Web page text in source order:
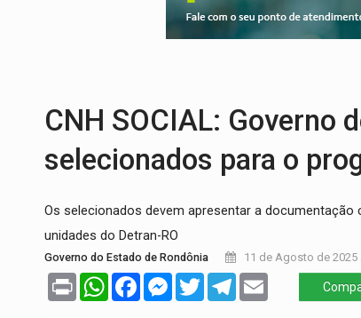
PREVISÃO:Porto Velho tem
CNH SOCIAL: Governo
selecionados para o
Os selecionados devem apresentar a
unidades do Detran-RO
Governo do Estado de Rondônia 11 de Agosto de 2025
Print WhatsAppFacebookMessenger
TwitterTelegram